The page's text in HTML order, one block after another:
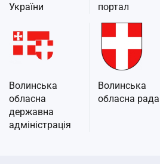
України
портал
Волинська
обласна
державна
адміністрація
Волинська
обласна рада